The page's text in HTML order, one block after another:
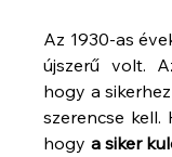
Az 1930-as
újszerű volt.
hogy a
szerencse
hogy a siker